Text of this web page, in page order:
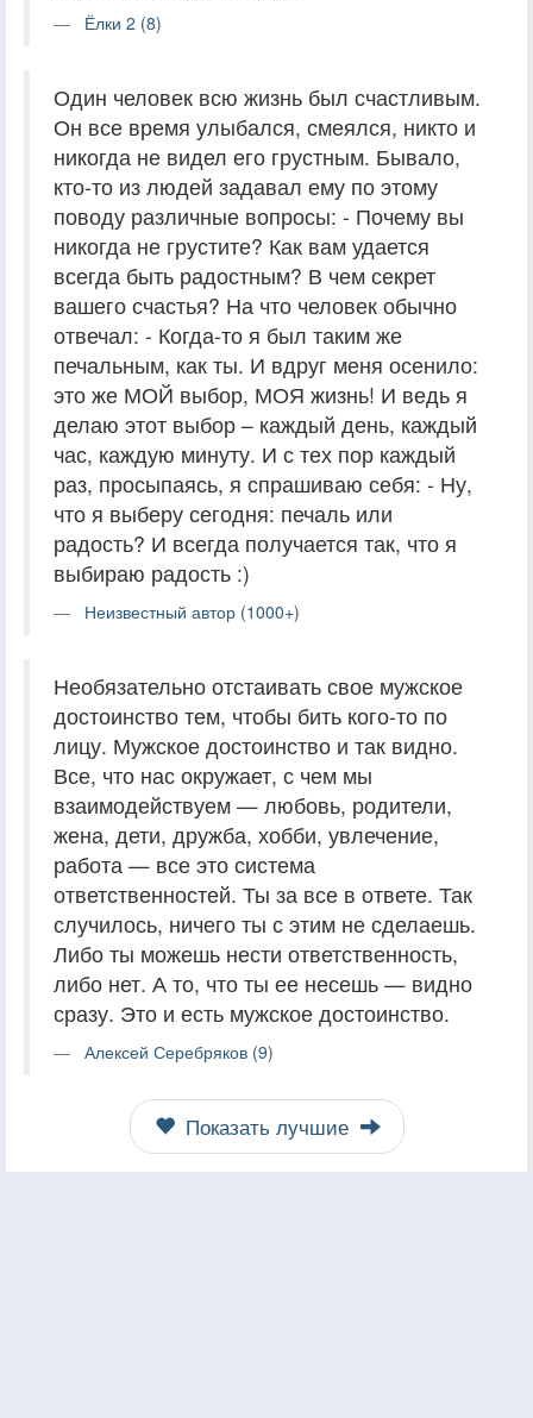
Ёлки 2 (8)
Один человек всю жизнь был счастливым.
Он все время улыбался, смеялся, никто и
никогда не видел его грустным. Бывало,
кто-то из людей задавал ему по этому
поводу различные вопросы: - Почему вы
никогда не грустите? Как вам удается
всегда быть радостным? В чем секрет
вашего счастья? На что человек обычно
отвечал: - Когда-то я был таким же
печальным, как ты. И вдруг меня осенило:
это же МОЙ выбор, МОЯ жизнь! И ведь я
делаю этот выбор – каждый день, каждый
час, каждую минуту. И с тех пор каждый
раз, просыпаясь, я спрашиваю себя: - Ну,
что я выберу сегодня: печаль или
радость? И всегда получается так, что я
выбираю радость :)
Неизвестный автор (1000+)
Необязательно отстаивать свое мужское
достоинство тем, чтобы бить кого-то по
лицу. Мужское достоинство и так видно.
Все, что нас окружает, с чем мы
взаимодействуем — любовь, родители,
жена, дети, дружба, хобби, увлечение,
работа — все это система
ответственностей. Ты за все в ответе. Так
случилось, ничего ты с этим не сделаешь.
Либо ты можешь нести ответственность,
либо нет. А то, что ты ее несешь — видно
сразу. Это и есть мужское достоинство.
Алексей Серебряков (9)
Показать лучшие